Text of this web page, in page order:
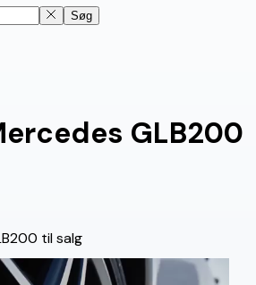
Søg
GLB200
til salg